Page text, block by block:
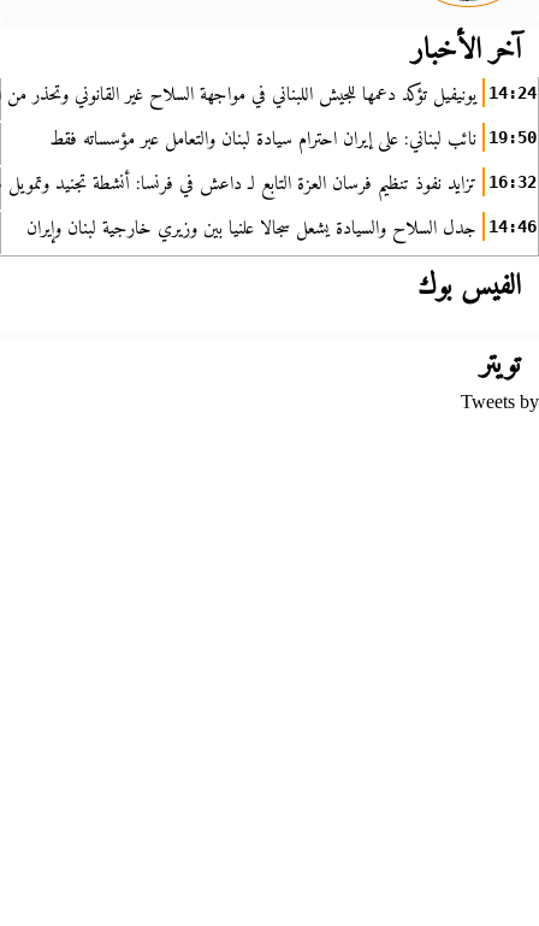
آخر الأخبار
14:24 يونيفيل تؤكد دعمها للجيش اللبناني في مواجهة السلاح غير القانوني وتحذر من
19:50 نائب لبناني: على إيران احترام سيادة لبنان والتعامل عبر مؤسساته فقط
16:32 تزايد نفوذ تنظيم فرسان العزة التابع لـ داعش في فرنسا: أنشطة تجنيد
14:46 جدل السلاح والسيادة يشعل سجالا علنيا بين وزيري خارجية لبنان وإيران
الفيس بوك
تويتر
Tweets by